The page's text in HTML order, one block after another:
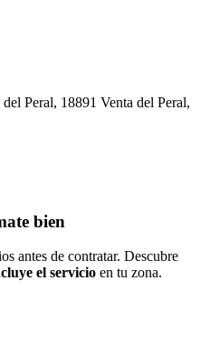
Peral, 18891 Venta del Peral,
bien
antes de contratar. Descubre
el servicio en tu zona.